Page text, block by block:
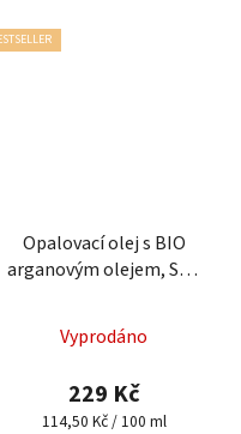
Opalovací olej s BIO
arganovým olejem, SPF
hodnocení
produktu
je
Vyprodáno
229 Kč
Měrná
114,50 Kč / 100 ml